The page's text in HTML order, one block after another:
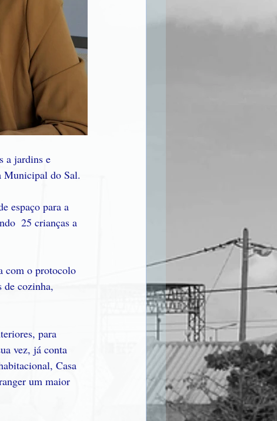
a jardins e
Municipal do Sal.
espaço para a
25 crianças a
com o protocolo
de cozinha,
para
vez, já conta
Casa
um maior